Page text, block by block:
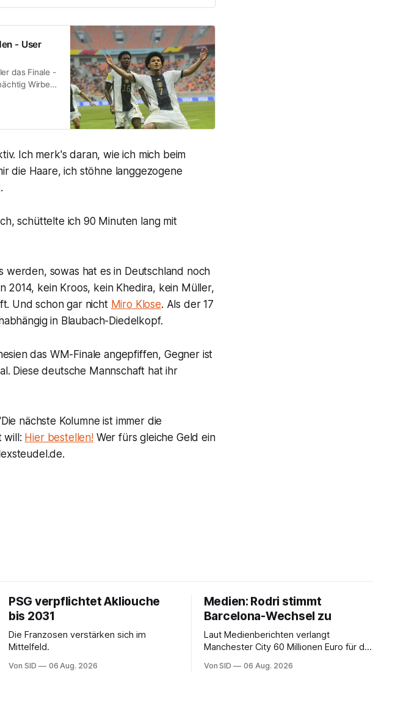
- User
das Finale -
Wirbel
Ich merk's daran, wie ich mich beim
die Haare, ich stöhne langgezogene
schüttelte ich 90 Minuten lang mit
werden, sowas hat es in Deutschland noch
2014, kein Kroos, kein Khedira, kein Müller,
Und schon gar nicht Miro Klose. Als der 17
in Blaubach-Diedelkopf.
das WM-Finale angepfiffen, Gegner ist
Diese deutsche Mannschaft hat ihr
nächste Kolumne ist immer die
will: Hier bestellen!Wer fürs gleiche Geld ein
PSG verpflichtet Akliouche
bis 2031
Die Franzosen verstärken sich im
Mittelfeld.
Von SID 06 Aug. 2026
Medien: Rodri stimmt
Barcelona-Wechsel zu
Laut Medienberichten verlangt
Manchester City 60 Millionen Euro für die
Von SID 06 Aug. 2026